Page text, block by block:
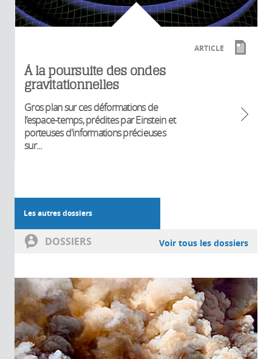
ARTICLE
À la poursuite des ondes
gravitationnelles
Gros plan sur ces déformations de
l’espace-temps, prédites par Einstein et
porteuses d'informations précieuses
sur...
Les autres dossiers
DOSSIERS Voir tous les dossiers